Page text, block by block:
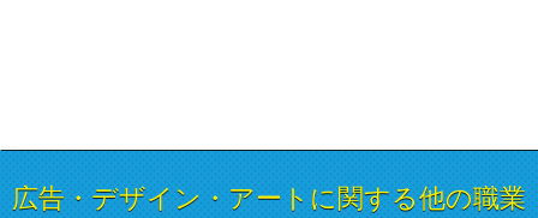
広告・デザイン・アートに関する他の職業